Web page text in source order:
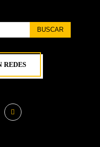
BUSCAR
REDES